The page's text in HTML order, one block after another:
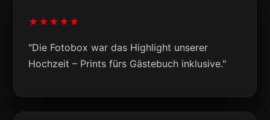
★★★★★
"Die Fotobox war das Highlight unserer
Hochzeit – Prints fürs Gästebuch inklusive."